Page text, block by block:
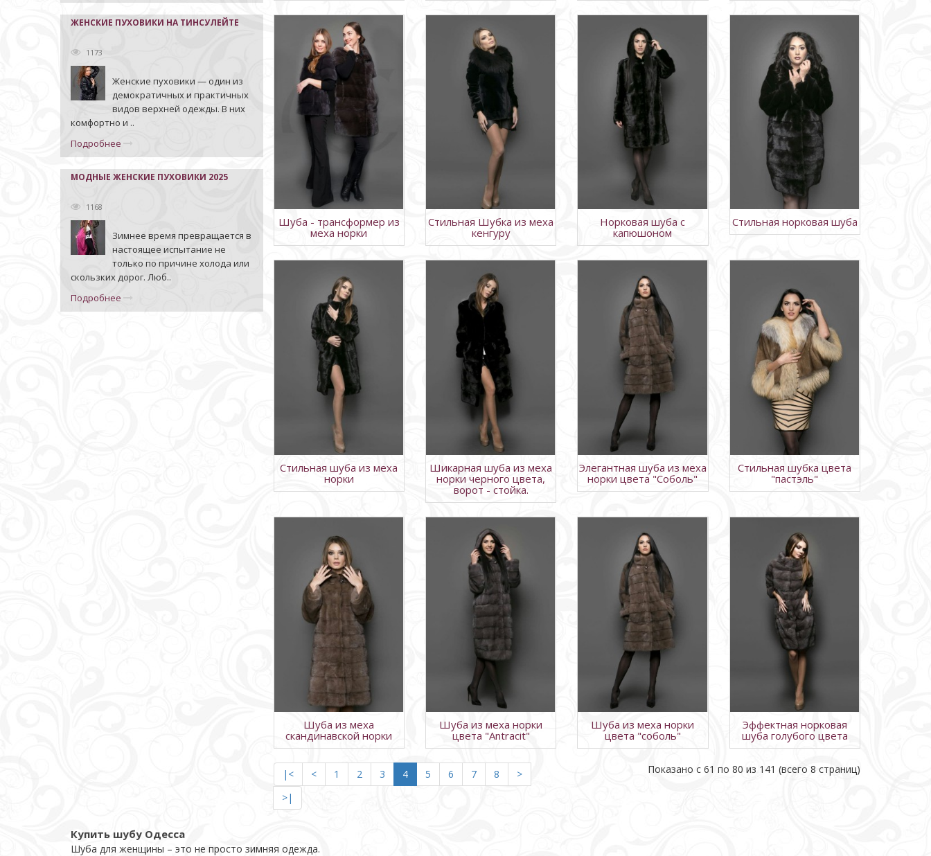
ЖЕНСКИЕ ПУХОВИКИ НА ТИНСУЛЕЙТЕ
1173
Женские пуховики — один из
демократичных и практичных
видов верхней одежды. В них
комфортно и ..
Подробнее
МОДНЫЕ ЖЕНСКИЕ ПУХОВИКИ 2025
1168
Зимнее время превращается в
настоящее испытание не
только по причине холода или
скользких дорог. Люб..
Подробнее
Шуба - трансформер из
меха норки
Стильная Шубка из меха
кенгуру
Норковая шуба с
капюшоном
Стильная норковая шуба
Стильная шуба из меха
норки
Шикарная шуба из меха
норки черного цвета,
ворот - стойка.
Элегантная шуба из меха
норки цвета "Соболь"
Стильная шубка цвета
"пастэль"
Шуба из меха
скандинавской норки
Шуба из меха норки
цвета "Antracit"
Шуба из меха норки
цвета "соболь"
Эффектная норковая
шуба голубого цвета
|< < 1 2 3 4 5 6 7 8
>
>|
Показано с 61 по 80 из 141 (всего 8 страниц)
Купить шубу Одесса
Шуба для женщины – это не просто зимняя одежда.